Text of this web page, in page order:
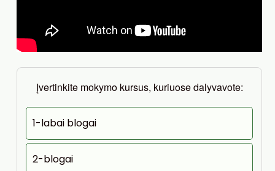
Įvertinkite mokymo kursus, kuriuose dalyvavote:
1-labai blogai
2-blogai